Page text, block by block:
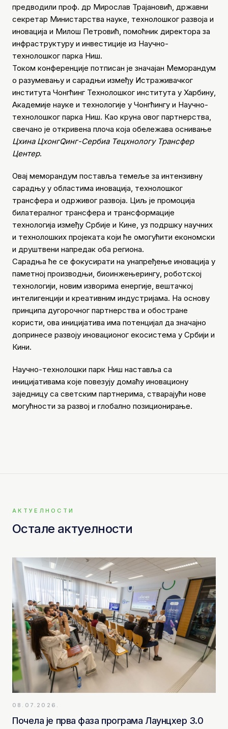
предводили проф. др Мирослав Трајановић, државни
секретар Министарства науке, технолошког развоја и
иновација и Милош Петровић, помоћник директора за
инфраструктуру и инвестиције из Научно-
технолошког парка Ниш.
Током конференције потписан је значајан Меморандум
о разумевању и сарадњи између Истраживачког
института Чонгћинг Технолошког института у Харбину,
Академије науке и технологије у Чонгћингу и Научно-
технолошког парка Ниш. Као круна овог партнерства,
свечано је откривена плоча која обележава оснивање
Цхина ЦхонгQинг-Сербиа Тецхнологy Трансфер
Центер.
Овај меморандум поставља темеље за интензивну
сарадњу у областима иновација, технолошког
трансфера и одрживог развоја. Циљ је промоција
билатералног трансфера и трансформације
технологија између Србије и Кине, уз подршку научних
и технолошких пројеката који ће омогућити економски
и друштвени напредак оба региона.
Сарадња ће се фокусирати на унапређење иновација у
паметној производњи, биоинжењерингу, роботској
технологији, новим изворима енергије, вештачкој
интелигенцији и креативним индустријама. На основу
принципа дугорочног партнерства и обостране
користи, ова иницијатива има потенцијал да значајно
допринесе развоју иновационог екосистема у Србији и
Кини.
Научно-технолошки парк Ниш наставља са
иницијативама које повезују домаћу иновациону
заједницу са светским партнерима, стварајући нове
могућности за развој и глобално позиционирање.
АКТУЕЛНОСТИ
Остале актуелности
08.07.2026.
Почела је прва фаза програма Лаунцхер 3.0